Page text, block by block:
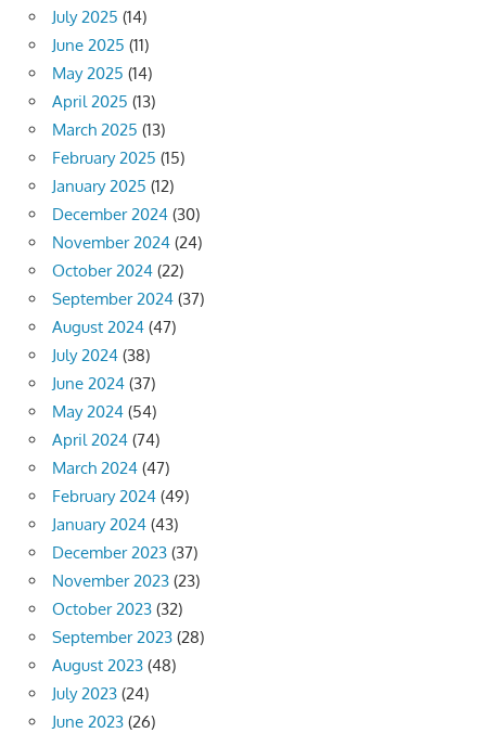
July 2025 (14)
June 2025 (11)
May 2025 (14)
April 2025 (13)
March 2025 (13)
February 2025 (15)
January 2025 (12)
December 2024 (30)
November 2024 (24)
October 2024 (22)
September 2024 (37)
August 2024 (47)
July 2024 (38)
June 2024 (37)
May 2024 (54)
April 2024 (74)
March 2024 (47)
February 2024 (49)
January 2024 (43)
December 2023 (37)
November 2023 (23)
October 2023 (32)
September 2023 (28)
August 2023 (48)
July 2023 (24)
June 2023 (26)